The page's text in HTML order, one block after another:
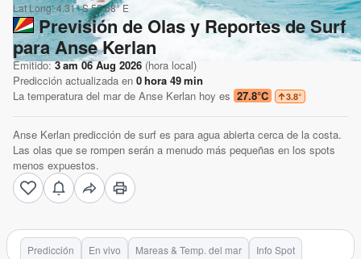
Lat Long:4.31° S55.68° E
Previsión de Olas y Reportes de Surf
para Anse Kerlan
Emitido:3 am 06 Aug 2026 (hora local)
Predicción actualizada en 0hora 49min
La temperatura del mar de Anse Kerlan hoy es 27.8°C 3.8°
Anse Kerlan predicción de surf es para agua abierta cerca de la costa.
Las olas que se rompen serán a menudo más pequeñas en los spots
menos expuestos.
Predicción En vivo Mareas & Temp. del mar Info Spot